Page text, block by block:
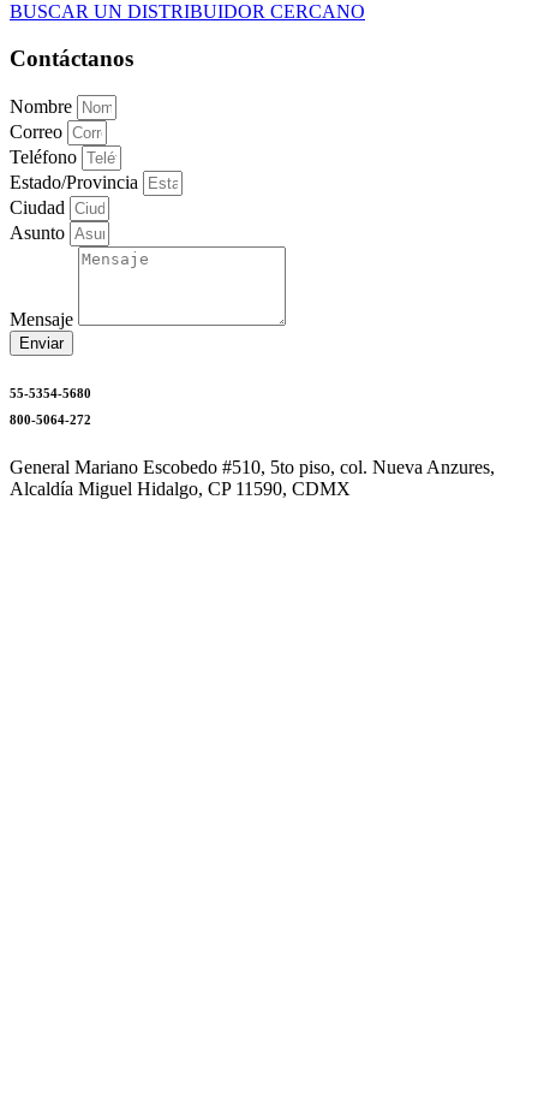
BUSCAR UN DISTRIBUIDOR CERCANO
Contáctanos
Nombre
Correo
Teléfono
Estado/Provincia
Ciudad
Asunto
Mensaje
Enviar
55-5354-5680
800-5064-272
General Mariano Escobedo #510, 5to piso, col. Nueva Anzures,
Alcaldía Miguel Hidalgo, CP 11590, CDMX